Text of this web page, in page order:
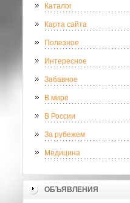
Каталог
Карта сайта
Полезное
Интересное
Забавное
В мире
В России
За рубежем
Медицина
ОБЪЯВЛЕНИЯ